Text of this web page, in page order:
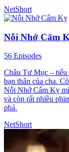
NetShort
Nỗi Nhớ Cấm
56 Episodes
Châu Tư Mục – tiểu
bạn thân của cha.
Nỗi Nhớ Cấm Kỵ
và còn rất nhiều
phá.
NetShort